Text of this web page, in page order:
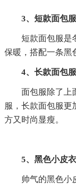
3、短款面包服
短款面包服是
保暖，搭配一条黑
4、长款面包服
面包服除了上
服，长款面包服更
方又时尚显瘦。
5、黑色小皮衣
帅气的黑色小